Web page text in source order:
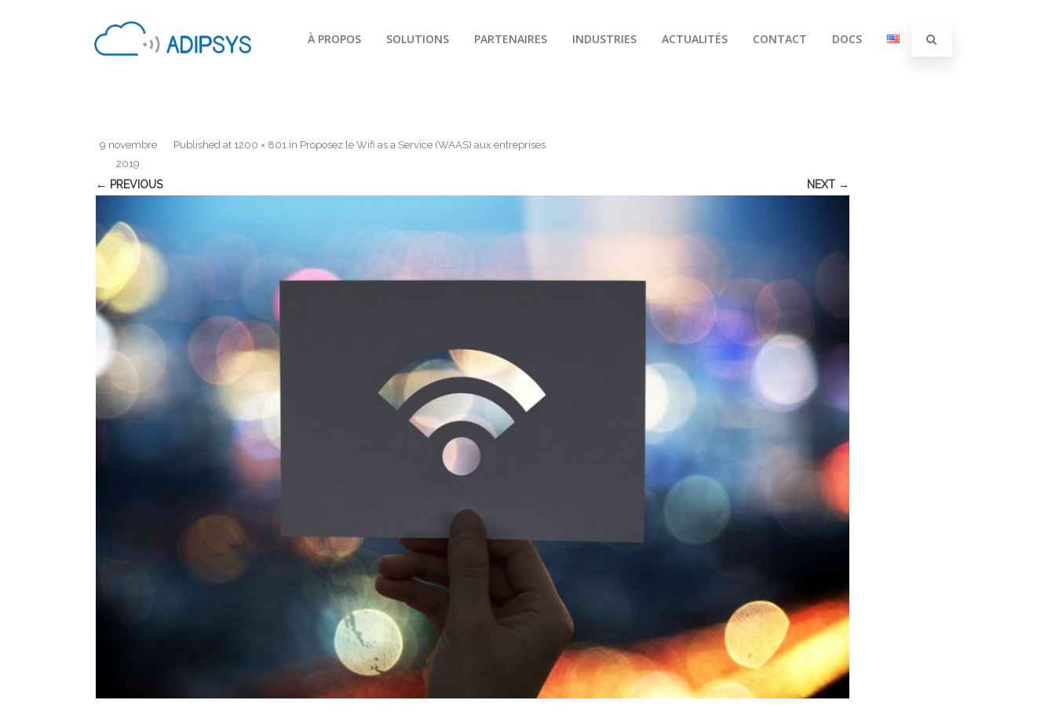
À PROPOS SOLUTIONS PARTENAIRES INDUSTRIES ACTUALITÉS CONTACT DOCS
Published
9 novembre
2019
at 1200 × 801 in Proposez le Wifi as a Service (WAAS) aux entreprises.
← PREVIOUS NEXT →